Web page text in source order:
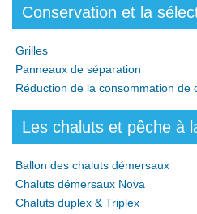
Conservation et la
Grilles
Panneaux de séparation
Réduction de la consommation de
Les chaluts et pêche à
Ballon des chaluts démersaux
Chaluts démersaux Nova
Chaluts duplex & Triplex